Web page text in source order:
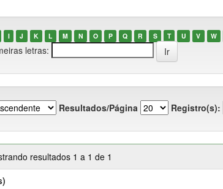
I J K L M N O P Q R S T U V W
letras:
Resultados/Página Registro(s):
resultados 1 a 1 de 1